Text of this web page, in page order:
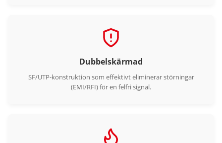
Dubbelskärmad
SF/UTP-konstruktion som effektivt eliminerar störningar
(EMI/RFI) för en felfri signal.